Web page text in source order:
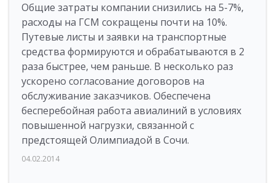
Общие затраты компании снизились на 5-7%,
расходы на ГСМ сокращены почти на 10%.
Путевые листы и заявки на транспортные
средства формируются и обрабатываются в 2
раза быстрее, чем раньше. В несколько раз
ускорено согласование договоров на
обслуживание заказчиков. Обеспечена
бесперебойная работа авиалиний в условиях
повышенной нагрузки, связанной с
предстоящей Олимпиадой в Сочи.
04.02.2014